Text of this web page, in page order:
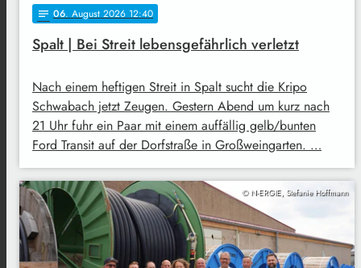
notes 06. August 2026 12:40
Spalt | Bei Streit lebensgefährlich verletzt
Nach einem heftigen Streit in Spalt sucht die Kripo
Schwabach jetzt Zeugen. Gestern Abend um kurz nach
21 Uhr fuhr ein Paar mit einem auffällig gelb/bunten
Ford Transit auf der Dorfstraße in Großweingarten. …
© N-ERGIE, Stefanie Hoffmann